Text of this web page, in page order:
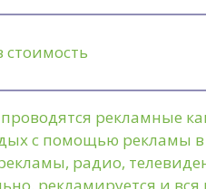
стоимость
рекламные
с помощью рекламы в
радио,